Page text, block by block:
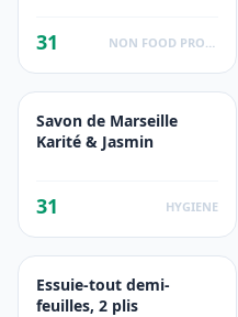
31
Savon de Marseille
Karité & Jasmin
31 HYGIENE
Essuie-tout demi-
feuilles, 2 plis